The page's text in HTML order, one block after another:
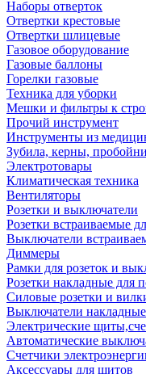
Наборы отверток
Отвертки крестовые
Отвертки шлицевые
Газовое оборудование
Газовые баллоны
Горелки газовые
Техника для уборки
Мешки и фильтры к
Прочий инструмент
Инструменты из
Зубила, керны,
Электротовары
Климатическая техника
Вентиляторы
Розетки и выключатели
Розетки встраиваемые
Выключатели
Диммеры
Рамки для розеток и
Розетки накладные для
Силовые розетки и
Выключатели
Электрические
Автоматические
Счетчики
Аксессуары для щитов